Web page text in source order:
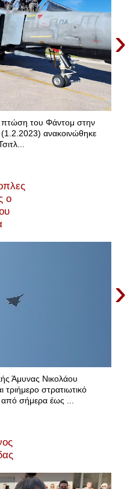
›
πτώση του Φάντομ στην
ανακοινώθηκε
ο
›
Άμυνας Νικολάου
στρατιωτικό
από σήμερα έως ...